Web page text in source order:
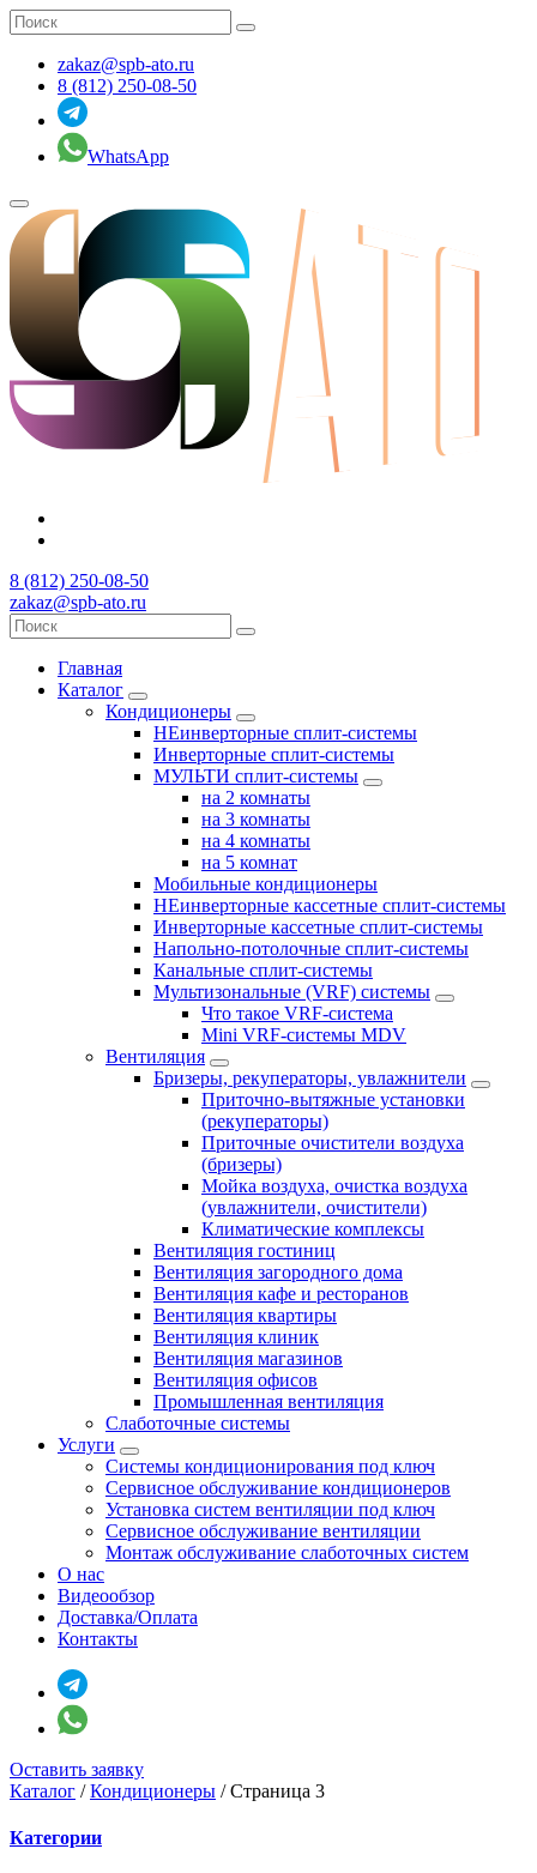
zakaz@spb-ato.ru
8 (812) 250-08-50
WhatsApp
8 (812) 250-08-50
zakaz@spb-ato.ru
Главная
Каталог
Кондиционеры
НЕинверторные сплит-системы
Инверторные сплит-системы
МУЛЬТИ сплит-системы
на 2 комнаты
на 3 комнаты
на 4 комнаты
на 5 комнат
Мобильные кондиционеры
НЕинверторные кассетные сплит-системы
Инверторные кассетные сплит-системы
Напольно-потолочные сплит-системы
Канальные сплит-системы
Мультизональные (VRF) системы
Что такое VRF-система
Mini VRF-системы MDV
Вентиляция
Бризеры, рекуператоры, увлажнители
Приточно-вытяжные установки
(рекуператоры)
Приточные очистители воздуха
(бризеры)
Мойка воздуха, очистка воздуха
(увлажнители, очистители)
Климатические комплексы
Вентиляция гостиниц
Вентиляция загородного дома
Вентиляция кафе и ресторанов
Вентиляция квартиры
Вентиляция клиник
Вентиляция магазинов
Вентиляция офисов
Промышленная вентиляция
Слаботочные системы
Услуги
Системы кондиционирования под ключ
Сервисное обслуживание кондиционеров
Установка систем вентиляции под ключ
Сервисное обслуживание вентиляции
Монтаж обслуживание слаботочных систем
О нас
Видеообзор
Доставка/Оплата
Контакты
Оставить заявку
Каталог /Кондиционеры /Страница 3
Категории